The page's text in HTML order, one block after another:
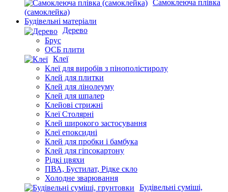
Самоклеюча плівка
(самоклейка)
Будівельні матеріали
Дерево
Брус
ОСБ плити
Клеї
Клеї для виробів з пінополістиролу
Клей для плитки
Клей для лінолеуму
Клей для шпалер
Клейові стрижні
Клеї Столярні
Клей широкого застосування
Клеї епоксидні
Клей для пробки і бамбука
Клей для гіпсокартону
Рідкі цвяхи
ПВА, Бустилат, Рідке скло
Холодне зварювання
Будівельні суміші,